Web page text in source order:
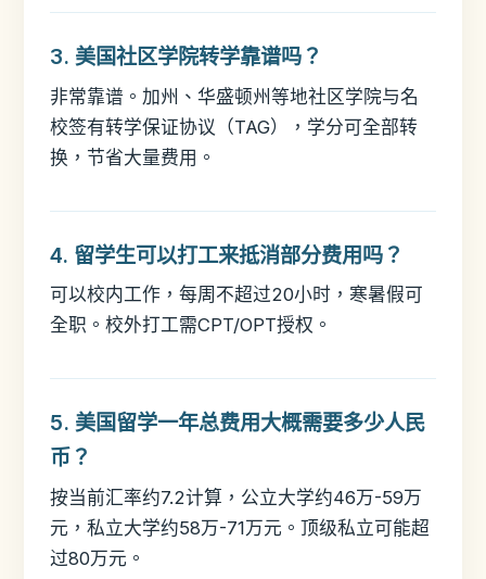
3. 美国社区学院转学靠谱吗？
非常靠谱。加州、华盛顿州等地社区学院与名
校签有转学保证协议（TAG），学分可全部转
换，节省大量费用。
4. 留学生可以打工来抵消部分费用吗？
可以校内工作，每周不超过20小时，寒暑假可
全职。校外打工需CPT/OPT授权。
5. 美国留学一年总费用大概需要多少人民
币？
按当前汇率约7.2计算，公立大学约46万-59万
元，私立大学约58万-71万元。顶级私立可能超
过80万元。